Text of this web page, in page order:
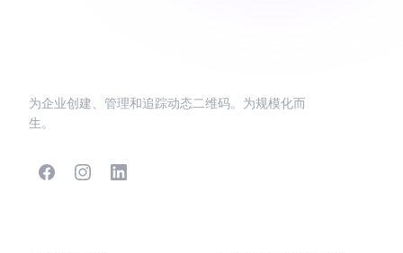
为企业创建、管理和追踪动态二维码。为规模化而
生。